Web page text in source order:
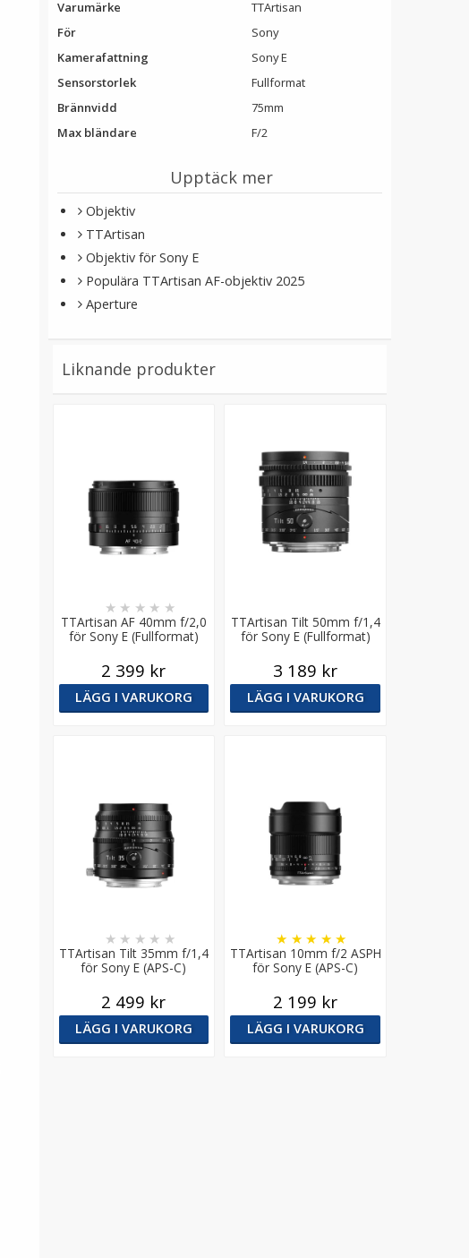
Varumärke
TTArtisan
För
Sony
Kamerafattning
Sony E
Sensorstorlek
Fullformat
Brännvidd
75mm
Max bländare
F/2
Upptäck mer
Objektiv
TTArtisan
Objektiv för Sony E
Populära TTArtisan AF-objektiv 2025
Aperture
Liknande produkter
TTArtisan AF 40mm f/2,0
för Sony E (Fullformat)
★ ★ ★ ★ ★
2 399 kr
LÄGG I VARUKORG
TTArtisan Tilt 50mm f/1,4
för Sony E (Fullformat)
3 189 kr
LÄGG I VARUKORG
TTArtisan Tilt 35mm f/1,4
för Sony E (APS-C)
★ ★ ★ ★ ★
2 499 kr
LÄGG I VARUKORG
TTArtisan 10mm f/2 ASPH
för Sony E (APS-C)
★ ★ ★ ★ ★
2 199 kr
LÄGG I VARUKORG